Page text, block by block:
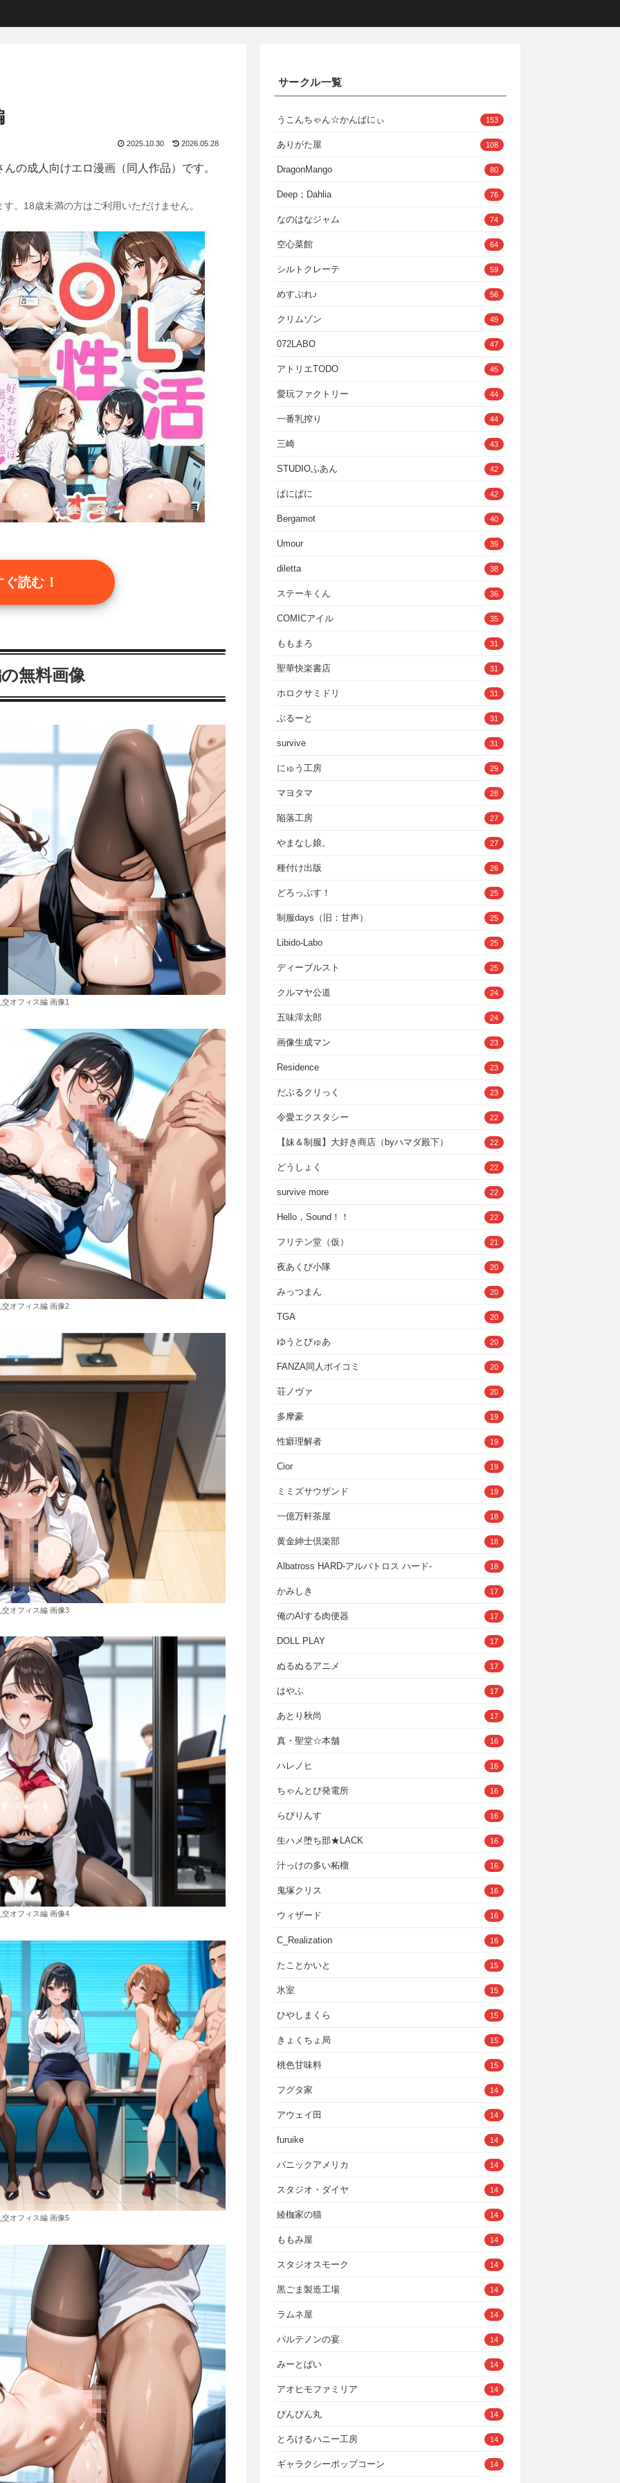
2025.10.30 2026.05.28
んの成人向けエロ漫画（同人作品）です。
。18歳未満の方はご利用いただけません。
ぐ読む！
無料画像
オフィス編 画像1
交オフィス編 画像2
交オフィス編 画像3
交オフィス編 画像4
交オフィス編 画像5
サークル一覧
うこんちゃん☆かんぱにぃ 153
ありがた屋 108
DragonMango 80
Deep；Dahlia 76
なのはなジャム 74
空心菜館 64
シルトクレーテ 59
めすぷれ♪ 56
クリムゾン 49
072LABO 47
アトリエTODO 45
愛玩ファクトリー 44
一番乳搾り 44
三崎 43
STUDIOふあん 42
ぱにぱに 42
Bergamot 40
Umour 39
diletta 38
ステーキくん 36
COMICアイル 35
ももまろ 31
聖華快楽書店 31
ホロクサミドリ 31
ぶるーと 31
survive 31
にゅう工房 29
マヨタマ 28
陥落工房 27
やまなし娘。 27
種付け出版 26
どろっぷす！ 25
制服days（旧：甘声） 25
Libido-Labo 25
ディーブルスト 25
クルマヤ公道 24
五味滓太郎 24
画像生成マン 23
Residence 23
だぶるクリっく 23
令愛エクスタシー 22
【妹＆制服】大好き商店（byハマダ殿下） 22
どうしょく 22
survive more 22
Hello，Sound！！ 22
フリテン堂（仮） 21
夜あくび小隊 20
みっつまん 20
TGA 20
ゆうとぴゅあ 20
FANZA同人ボイコミ 20
荘ノヴァ 20
多摩豪 19
性癖理解者 19
Cior 19
ミミズサウザンド 19
一億万軒茶屋 18
黄金紳士倶楽部 18
Albatross HARD‐アルバトロス ハード‐ 18
かみしき 17
俺のAIする肉便器 17
DOLL PLAY 17
ぬるぬるアニメ 17
はやふ 17
あとり秋尚 17
真・聖堂☆本舗 16
ハレノヒ 16
ちゃんとぴ発電所 16
らびりんす 16
生ハメ堕ち部★LACK 16
汁っけの多い柘榴 16
鬼塚クリス 16
ウィザード 16
C_Realization 16
たことかいと 15
氷室 15
ひやしまくら 15
きょくちょ局 15
桃色甘味料 15
フグタ家 14
アウェイ田 14
furuike 14
パニックアメリカ 14
スタジオ・ダイヤ 14
綾枷家の猫 14
ももみ屋 14
スタジオスモーク 14
黒ごま製造工場 14
ラムネ屋 14
パルテノンの宴 14
みーとぱい 14
アオヒモファミリア 14
ぴんぴん丸 14
とろけるハニー工房 14
ギャラクシーポップコーン 14